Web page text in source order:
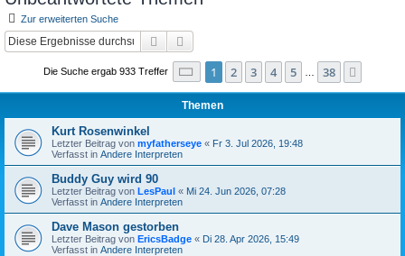
Zur erweiterten Suche
Suche
Die Suche ergab 933 Treffer Seite 1von 38
1 2 3 4 5 38
Themen
Kurt Rosenwinkel
Letzter Beitrag von myfatherseye « Fr 3. Jul 2026, 19:48
Verfasst in Andere Interpreten
Buddy Guy wird 90
Letzter Beitrag von LesPaul « Mi 24. Jun 2026, 07:28
Verfasst in Andere Interpreten
Dave Mason gestorben
Letzter Beitrag von EricsBadge « Di 28. Apr 2026, 15:49
Verfasst in Andere Interpreten